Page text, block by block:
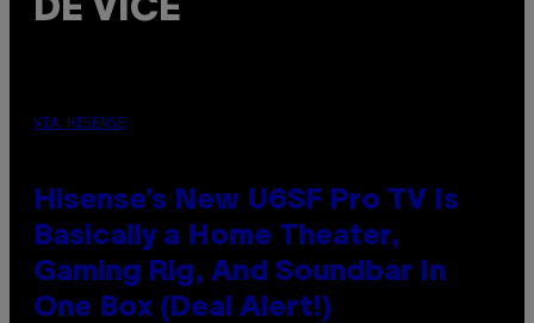
DE VICE
VIA HISENSE
Hisense’s New U6SF Pro TV Is
Basically a Home Theater,
Gaming Rig, And Soundbar In
One Box (Deal Alert!)